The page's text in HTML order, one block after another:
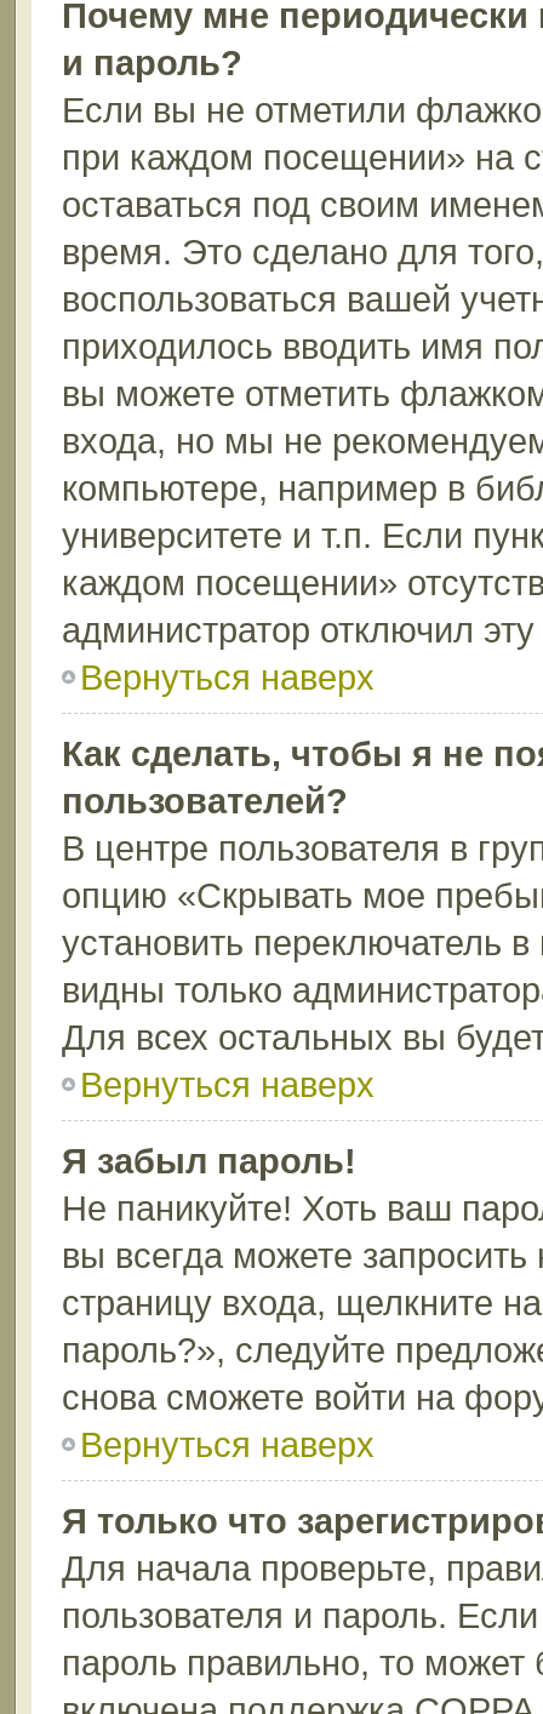
Почему мне
и пароль?
Если вы не отметили
при каждом посещении» на
оставаться под своим
время. Это сделано для
воспользоваться вашей
приходилось вводить имя
вы можете отметить
входа, но мы не
компьютере, например в
университете и т.п. Если
каждом посещении»
администратор отключил
Вернуться наверх
Как сделать, чтобы я не
пользователей?
В центре пользователя в
опцию «Скрывать мое
установить переключатель
видны только
Для всех остальных вы
Вернуться наверх
Я забыл пароль!
Не паникуйте! Хоть ваш
вы всегда можете
страницу входа, щелкните
пароль?», следуйте
снова сможете войти на
Вернуться наверх
Я только что
Для начала проверьте,
пользователя и пароль.
пароль правильно, то